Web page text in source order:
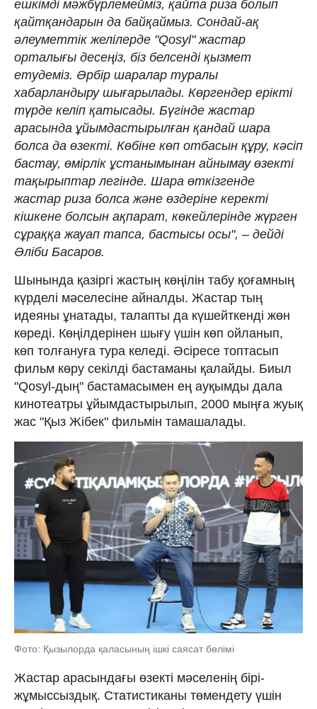
ешкімді мәжбүрлемейміз, қайта риза болып
қайтқандарын да байқаймыз. Сондай-ақ
әлеуметтік желілерде "Qosyl" жастар
орталығы десеңіз, біз белсенді қызмет
етудеміз. Әрбір шаралар туралы
хабарландыру шығарылады. Көргендер ерікті
түрде келіп қатысады. Бүгінде жастар
арасында ұйымдастырылған қандай шара
болса да өзекті. Көбіне көп отбасын құру, кәсіп
бастау, өмірлік ұстанымынан айнымау өзекті
тақырыптар легінде. Шара өткізгенде
жастар риза болса және өздеріне керекті
кішкене болсын ақпарат, көкейлерінде жүрген
сұраққа жауап тапса, бастысы осы", – дейді
Әліби Басаров.
Шынында қазіргі жастың көңілін табу қоғамның
күрделі мәселесіне айналды. Жастар тың
идеяны ұнатады, талапты да күшейткенді жөн
көреді. Көңілдерінен шығу үшін көп ойланып,
көп толғануға тура келеді. Әсіресе топтасып
фильм көру секілді бастаманы қалайды. Биыл
"Qosyl-дың" бастамасымен ең ауқымды дала
кинотеатры ұйымдастырылып, 2000 мыңға жуық
жас "Қыз Жібек" фильмін тамашалады.
Фото: Қызылорда қаласының ішкі саясат бөлімі
Жастар арасындағы өзекті мәселенің бірі-
жұмыссыздық. Статистиканы төмендету үшін